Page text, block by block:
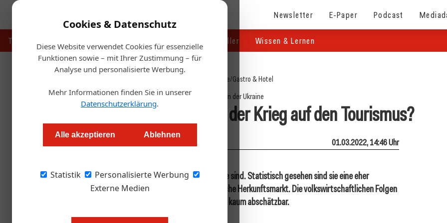
Cookies & Datenschutz
Diese Website verwendet Cookies für essenzielle
Funktionen sowie – mit Ihrer Zustimmung – für
Analyse und personalisierte Werbung.
Mehr Informationen finden Sie in unserer
Datenschutzerklärung.
Alle akzeptieren Ablehnen
Statistik
Personalisierte Werbung
Externe Medien
Newsletter E-Paper Podcast
Touristik Handel & Hersteller Wissen & Lernen
Startseite/Gastro & Hotel
Krieg in der Ukraine
Welche Auswirkungen hat der Krieg auf den Tourismus?
Daniel Nutz 01.03.2022, 14:46 Uhr
Obwohl russische Touristin*innen in aller Munde sind. Statistisch gesehen sind sie eine eher
marginale Gruppe. Noch kleiner ist der ukrainische Herkunftsmarkt. Die volkswirtschaftlichen Folgen
des Kriegs in der Ukraine sind aber derzeit noch kaum abschätzbar.